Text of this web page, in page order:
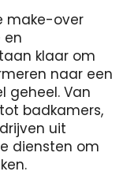
make-over
en
​​klaar om
naar een
geheel. Van
badkamers,
uit
diensten om